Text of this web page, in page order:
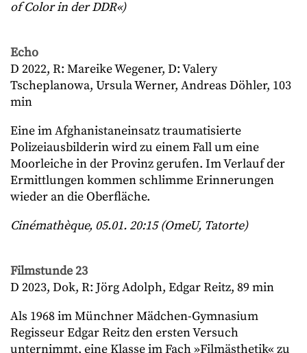
of Color in der DDR«)
Echo
D 2022, R: Mareike Wegener, D: Valery
Tscheplanowa, Ursula Werner, Andreas Döhler, 103
min
Eine im Afghanistaneinsatz traumatisierte
Polizeiausbilderin wird zu einem Fall um eine
Moorleiche in der Provinz gerufen. Im Verlauf der
Ermittlungen kommen schlimme Erinnerungen
wieder an die Oberfläche.
Cinémathèque, 05.01. 20:15 (OmeU, Tatorte)
Filmstunde 23
D 2023, Dok, R: Jörg Adolph, Edgar Reitz, 89 min
Als 1968 im Münchner Mädchen-Gymnasium
Regisseur Edgar Reitz den ersten Versuch
unternimmt, eine Klasse im Fach »Filmästhetik« zu